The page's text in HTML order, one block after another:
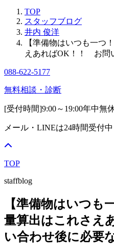
TOP
スタッフブログ
井内 俊洋
【準備物はいつも一つ
えあればOK！！ お問
088-622-5177
無料相談・診断
[受付時間]9:00～19:00年中無
メール・LINEは24時間受付中
TOP
staffblog
【準備物はいつも
量算出はこれさえ
い合わせ後に必要